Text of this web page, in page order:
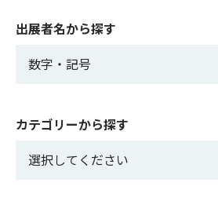
出展者名から探す
カテゴリーから探す